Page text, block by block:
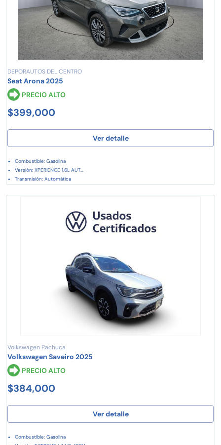
DEPORAUTOS DEL CENTRO
Seat Arona 2025
PRECIO ALTO
$399,000
Ver detalle
Combustible: Gasolina
Versión: XPERIENCE 1.6L AUT...
Transmisión: Automática
Volkswagen Pachuca
Volkswagen Saveiro 2025
PRECIO ALTO
$384,000
Ver detalle
Combustible: Gasolina